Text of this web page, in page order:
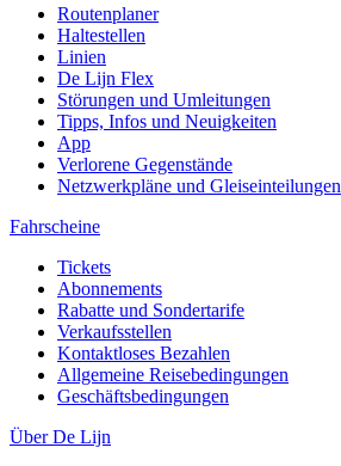
Routenplaner
Haltestellen
Linien
De Lijn Flex
Störungen und Umleitungen
Tipps, Infos und Neuigkeiten
App
Verlorene Gegenstände
Netzwerkpläne und Gleiseinteilungen
Fahrscheine
Tickets
Abonnements
Rabatte und Sondertarife
Verkaufsstellen
Kontaktloses Bezahlen
Allgemeine Reisebedingungen
Geschäftsbedingungen
Über De Lijn